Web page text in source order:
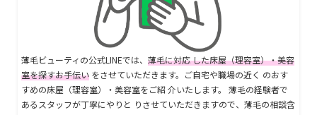
薄毛ビューティの公式LINEでは、 薄毛に対応 した床屋（理容室）・美容
室を探すお手伝い をさせていただきます。ご自宅や職場の近く のおす
すめの床屋（理容室）・美容室をご紹 介いたします。 薄毛の経験者で
あるスタッフが丁寧にやりと りさせていただきますので、薄毛の相談含